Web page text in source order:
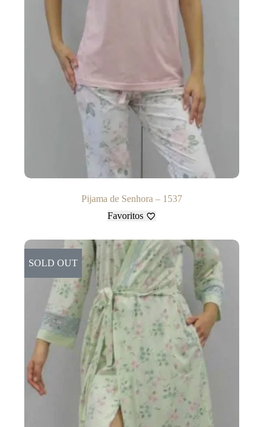
Pijama de Senhora – 1537
Favoritos
SOLD OUT